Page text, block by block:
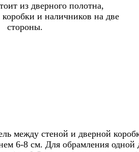
из дверного полотна,
коробки и наличников на две
стороны.
между стеной и дверной
6-8 см. Для обрамления одной